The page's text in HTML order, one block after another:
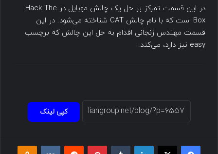
در این قسمت تمرکز بر حل یک چالش موبایل در Hack The
Box است که با نام چالش CAT شناخته می‌شود. در این
قسمت مهندس زنجانی اقدام به حل این چالش که برچسب
easy نیز دارد، می‌کند.
کپی لینک